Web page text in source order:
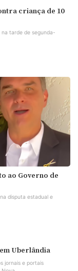
criança de 10
tarde de segunda-
ao Governo de
disputa estadual e
Uberlândia
jornais e portais